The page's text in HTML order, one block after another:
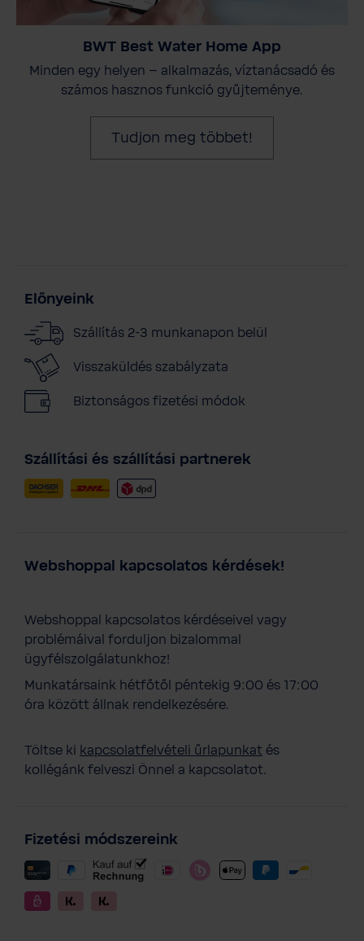
BWT Best Water Home App
Minden egy helyen – alkalmazás, víztanácsadó és
számos hasznos funkció gyűjteménye.
Tudjon meg többet!
Előnyeink
Szállítás 2-3 munkanapon belül
Visszaküldés szabályzata
Biztonságos fizetési módok
Szállítási és szállítási partnerek
Webshoppal kapcsolatos kérdések!
Webshoppal kapcsolatos kérdéseivel vagy
problémáival forduljon bizalommal
ügyfélszolgálatunkhoz!
Munkatársaink hétfőtől péntekig 9:00 és 17:00
óra között állnak rendelkezésére.
Töltse ki kapcsolatfelvételi űrlapunkat és
kollégánk felveszi Önnel a kapcsolatot.
Fizetési módszereink